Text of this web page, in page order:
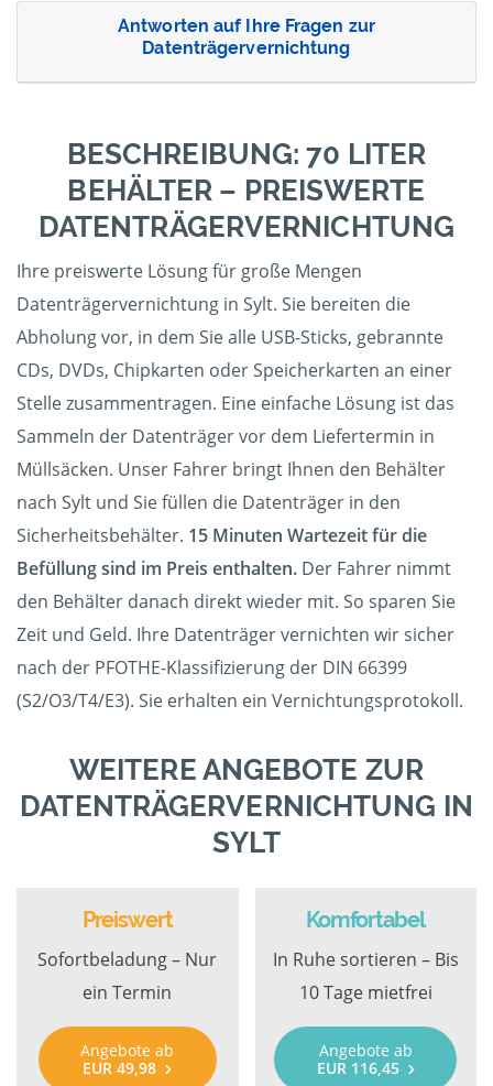
Antworten auf Ihre Fragen zur
Datenträgervernichtung
BESCHREIBUNG: 70 LITER
BEHÄLTER – PREISWERTE
DATENTRÄGERVERNICHTUNG
Ihre preiswerte Lösung für große Mengen
Datenträgervernichtung in Sylt. Sie bereiten die
Abholung vor, in dem Sie alle USB-Sticks, gebrannte
CDs, DVDs, Chipkarten oder Speicherkarten an einer
Stelle zusammentragen. Eine einfache Lösung ist das
Sammeln der Datenträger vor dem Liefertermin in
Müllsäcken. Unser Fahrer bringt Ihnen den Behälter
nach Sylt und Sie füllen die Datenträger in den
Sicherheitsbehälter. 15 Minuten Wartezeit für die
Befüllung sind im Preis enthalten. Der Fahrer nimmt
den Behälter danach direkt wieder mit. So sparen Sie
Zeit und Geld. Ihre Datenträger vernichten wir sicher
nach der PFOTHE-Klassifizierung der DIN 66399
(S2/O3/T4/E3). Sie erhalten ein Vernichtungsprotokoll.
WEITERE ANGEBOTE ZUR
DATENTRÄGERVERNICHTUNG IN
SYLT
Preiswert
Sofortbeladung – Nur
ein Termin
Angebote ab
EUR 49,98
Komfortabel
In Ruhe sortieren – Bis
10 Tage mietfrei
Angebote ab
EUR 116,45